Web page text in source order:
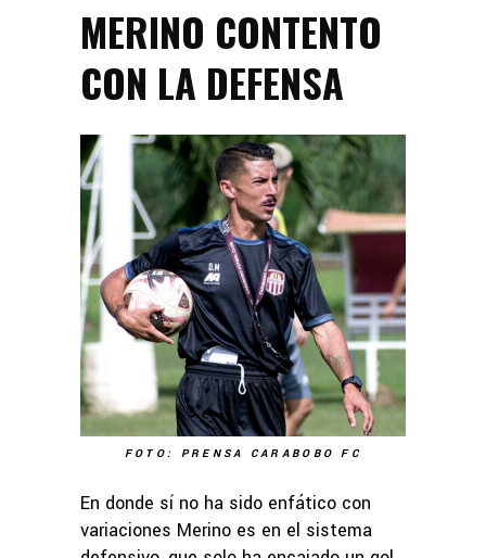
MERINO CONTENTO
CON LA DEFENSA
FOTO: PRENSA CARABOBO FC
En donde sí no ha sido enfático con
variaciones Merino es en el sistema